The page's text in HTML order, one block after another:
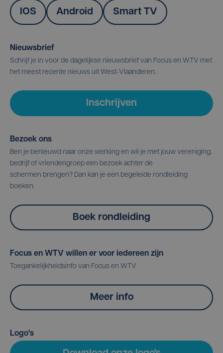
IOS Android Smart TV
Nieuwsbrief
Schrijf je in voor de dagelijkse nieuwsbrief van Focus en WTV met
het meest recente nieuws uit West-Vlaanderen.
Inschrijven
Bezoek ons
Ben je benieuwd naar onze werking en wil je met jouw vereniging,
bedrijf of vriendengroep een bezoek achter de
schermen brengen? Dan kan je een begeleide rondleiding
boeken.
Boek rondleiding
Focus en WTV willen er voor iedereen zijn
Toegankelijkheidsinfo van Focus en WTV
Meer info
Logo's